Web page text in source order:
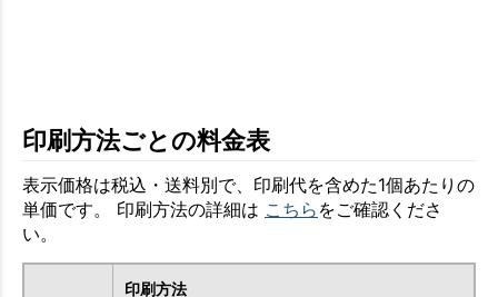
印刷方法ごとの料金表
表示価格は税込・送料別で、印刷代を含めた1個あたりの
単価です。 印刷方法の詳細は こちら をご確認くださ
い。
印刷方法